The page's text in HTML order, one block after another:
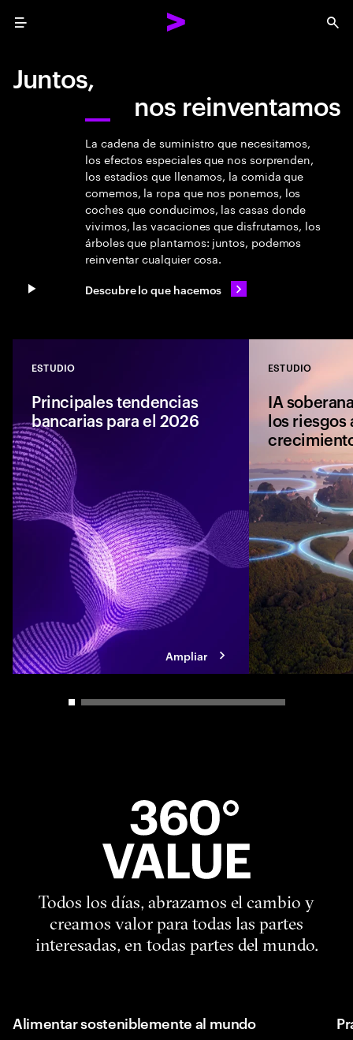
Menu
Juntos,
nos reinventamos
Pause video
La cadena de suministro que necesitamos,
los efectos especiales que nos sorprenden,
los estadios que llenamos, la comida que
comemos, la ropa que nos ponemos, los
coches que conducimos, las casas donde
vivimos, las vacaciones que disfrutamos, los
árboles que plantamos: juntos, podemos
reinventar cualquier cosa.
Descubre lo que hacemos
ESTUDIO
Principales tendencias
bancarias para el 2026
Las tendencias
Accenture
artificial, el dinero
competencia
experiencia y el
Ampliar
ESTUDIO
IA
los riesgos
Carousel slider control
Todos los días, abrazamos el cambio y
creamos valor para todas las partes
interesadas, en todas partes del mundo.
Alimentar sosteniblemente al mundo